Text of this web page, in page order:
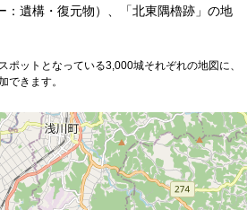
遺構・復元物）、「北東隅櫓跡」の地
ポットとなっている3,000城それぞれの地図に、
できます。